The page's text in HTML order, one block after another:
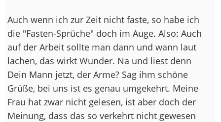
Auch wenn ich zur Zeit nicht faste, so habe ich
die "Fasten-Sprüche" doch im Auge. Also: Auch
auf der Arbeit sollte man dann und wann laut
lachen, das wirkt Wunder. Na und liest denn
Dein Mann jetzt, der Arme? Sag ihm schöne
Grüße, bei uns ist es genau umgekehrt. Meine
Frau hat zwar nicht gelesen, ist aber doch der
Meinung, dass das so verkehrt nicht gewesen